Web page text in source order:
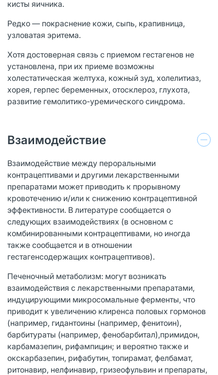
кисты яичника.
Редко — покраснение кожи, сыпь, крапивница,
узловатая эритема.
Хотя достоверная связь с приемом гестагенов не
установлена, при их приеме возможны
холестатическая желтуха, кожный зуд, холелитиаз,
хорея, герпес беременных, отосклероз, глухота,
развитие гемолитико-уремического синдрома.
Взаимодействие
Взаимодействие между пероральными
контрацептивами и другими лекарственными
препаратами может приводить к прорывному
кровотечению и/или к снижению контрацептивной
эффективности. В литературе сообщается о
следующих взаимодействиях (в основном с
комбинированными контрацептивами, но иногда
также сообщается и в отношении
гестагенсодержащих контрацептивов).
Печеночный метаболизм: могут возникать
взаимодействия с лекарственными препаратами,
индуцирующими микросомальные ферменты, что
приводит к увеличению клиренса половых гормонов
(например, гидантоины (например, фенитоин),
барбитураты (например, фенобарбитал),примидон,
карбамазепин, рифампицин; и вероятно также и
окскарбазепин, рифабутин, топирамат, фелбамат,
ритонавир, нелфинавир, гризеофульвин и препараты,